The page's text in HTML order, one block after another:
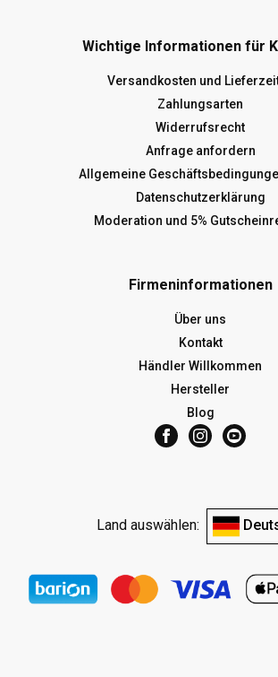
Wichtige Informationen für
Versandkosten und
Zahlungsarten
Widerrufsrecht
Anfrage anfordern
Allgemeine
Datenschutzerklärung
Moderation und 5%
Firmeninformationen
Über uns
Kontakt
Händler Willkommen
Hersteller
Blog
Land auswählen: